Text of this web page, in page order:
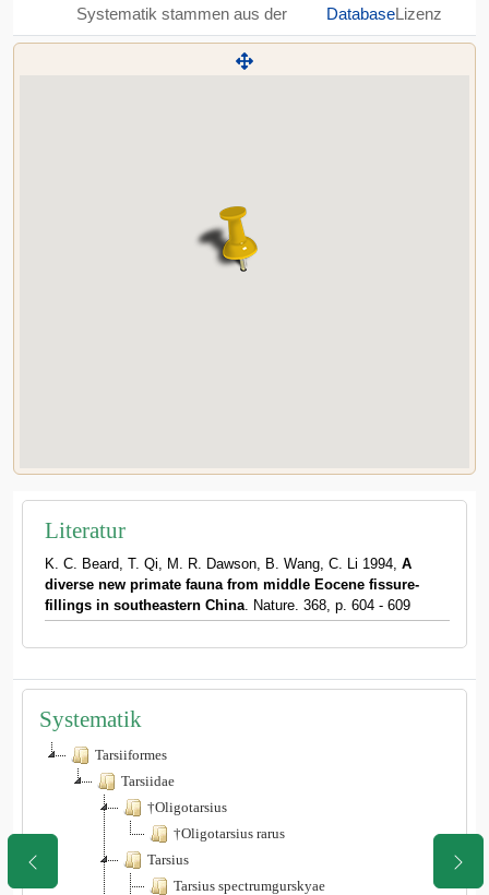
Systematik stammen aus der
DatabaseLizenz
Literatur
K. C. Beard, T. Qi, M. R. Dawson, B. Wang, C. Li 1994, A
diverse new primate fauna from middle Eocene fissure-
fillings in southeastern China. Nature. 368, p. 604 - 609
Systematik
Tarsiiformes
Tarsiidae
†Oligotarsius
†Oligotarsius rarus
Tarsius
Tarsius spectrumgurskyae